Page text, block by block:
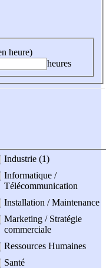
heure)
heures
Industrie (1)
Informatique /
Télécommunication
Installation / Maintenance
Marketing / Stratégie
commerciale
Ressources Humaines
Santé